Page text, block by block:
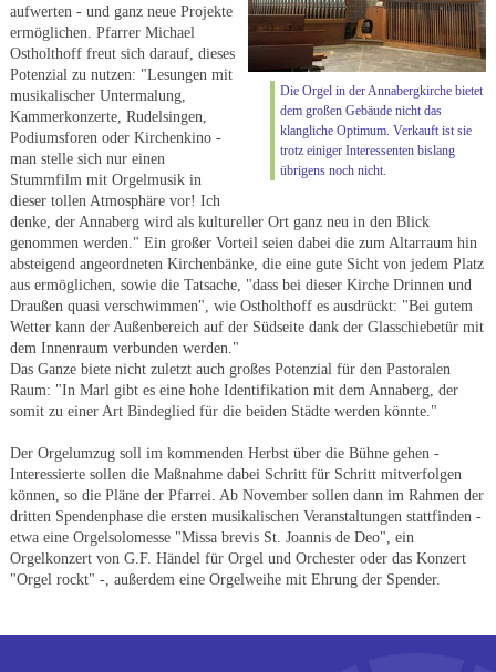
Die Orgel in der Annabergkirche bietet
dem großen Gebäude nicht das
klangliche Optimum. Verkauft ist sie
trotz einiger Interessenten bislang
übrigens noch nicht.
aufwerten - und ganz neue Projekte
ermöglichen. Pfarrer Michael
Ostholthoff freut sich darauf, dieses
Potenzial zu nutzen: "Lesungen mit
musikalischer Untermalung,
Kammerkonzerte, Rudelsingen,
Podiumsforen oder Kirchenkino -
man stelle sich nur einen
Stummfilm mit Orgelmusik in
dieser tollen Atmosphäre vor! Ich
denke, der Annaberg wird als kultureller Ort ganz neu in den Blick
genommen werden." Ein großer Vorteil seien dabei die zum Altarraum hin
absteigend angeordneten Kirchenbänke, die eine gute Sicht von jedem Platz
aus ermöglichen, sowie die Tatsache, "dass bei dieser Kirche Drinnen und
Draußen quasi verschwimmen", wie Ostholthoff es ausdrückt: "Bei gutem
Wetter kann der Außenbereich auf der Südseite dank der Glasschiebetür mit
dem Innenraum verbunden werden."
Das Ganze biete nicht zuletzt auch großes Potenzial für den Pastoralen
Raum: "In Marl gibt es eine hohe Identifikation mit dem Annaberg, der
somit zu einer Art Bindeglied für die beiden Städte werden könnte."
Der Orgelumzug soll im kommenden Herbst über die Bühne gehen -
Interessierte sollen die Maßnahme dabei Schritt für Schritt mitverfolgen
können, so die Pläne der Pfarrei. Ab November sollen dann im Rahmen der
dritten Spendenphase die ersten musikalischen Veranstaltungen stattfinden -
etwa eine Orgelsolomesse "Missa brevis St. Joannis de Deo", ein
Orgelkonzert von G.F. Händel für Orgel und Orchester oder das Konzert
"Orgel rockt" -, außerdem eine Orgelweihe mit Ehrung der Spender.